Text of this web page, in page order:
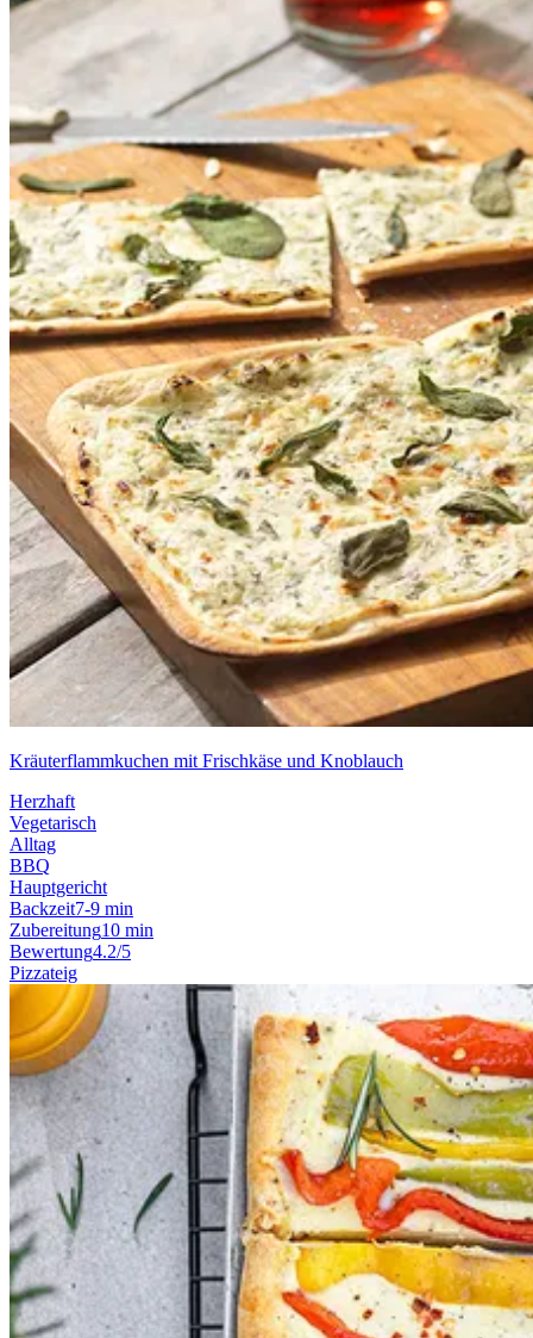
Kräuterflammkuchen mit Frischkäse und Knoblauch
Herzhaft
Vegetarisch
Alltag
BBQ
Hauptgericht
Backzeit7-9 min
Zubereitung10 min
Bewertung4.2/5
Pizzateig